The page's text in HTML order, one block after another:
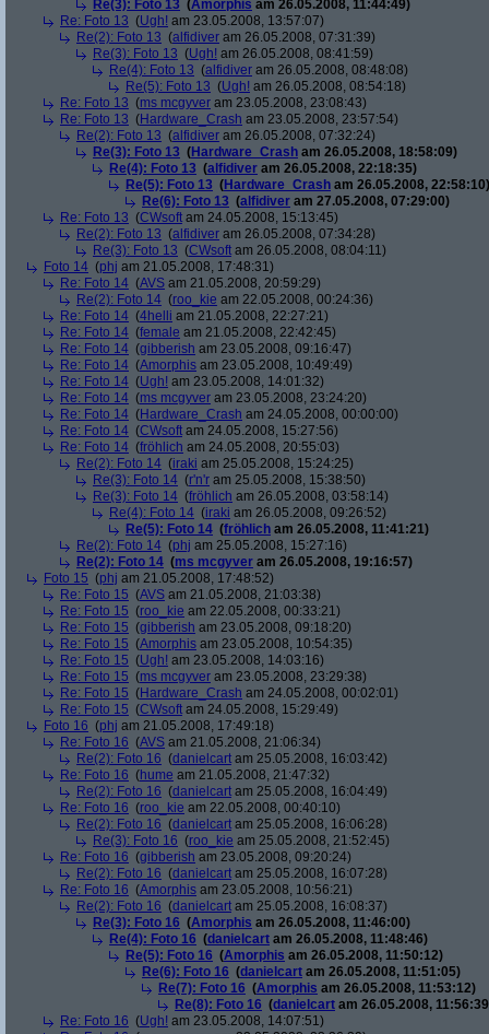
Re(3): Foto 13 (Amorphis am 26.05.2008, 11:44:49)
Re: Foto 13 (Ugh! am 23.05.2008, 13:57:07)
Re(2): Foto 13 (alfidiver am 26.05.2008, 07:31:39)
Re(3): Foto 13 (Ugh! am 26.05.2008, 08:41:59)
Re(4): Foto 13 (alfidiver am 26.05.2008, 08:48:08)
Re(5): Foto 13 (Ugh! am 26.05.2008, 08:54:18)
Re: Foto 13 (ms mcgyver am 23.05.2008, 23:08:43)
Re: Foto 13 (Hardware_Crash am 23.05.2008, 23:57:54)
Re(2): Foto 13 (alfidiver am 26.05.2008, 07:32:24)
Re(3): Foto 13 (Hardware_Crash am 26.05.2008, 18:58:09)
Re(4): Foto 13 (alfidiver am 26.05.2008, 22:18:35)
Re(5): Foto 13 (Hardware_Crash am 26.05.2008, 22:58:10)
Re(6): Foto 13 (alfidiver am 27.05.2008, 07:29:00)
Re: Foto 13 (CWsoft am 24.05.2008, 15:13:45)
Re(2): Foto 13 (alfidiver am 26.05.2008, 07:34:28)
Re(3): Foto 13 (CWsoft am 26.05.2008, 08:04:11)
Foto 14 (phj am 21.05.2008, 17:48:31)
Re: Foto 14 (AVS am 21.05.2008, 20:59:29)
Re(2): Foto 14 (roo_kie am 22.05.2008, 00:24:36)
Re: Foto 14 (4helli am 21.05.2008, 22:27:21)
Re: Foto 14 (female am 21.05.2008, 22:42:45)
Re: Foto 14 (gibberish am 23.05.2008, 09:16:47)
Re: Foto 14 (Amorphis am 23.05.2008, 10:49:49)
Re: Foto 14 (Ugh! am 23.05.2008, 14:01:32)
Re: Foto 14 (ms mcgyver am 23.05.2008, 23:24:20)
Re: Foto 14 (Hardware_Crash am 24.05.2008, 00:00:00)
Re: Foto 14 (CWsoft am 24.05.2008, 15:27:56)
Re: Foto 14 (fröhlich am 24.05.2008, 20:55:03)
Re(2): Foto 14 (iraki am 25.05.2008, 15:24:25)
Re(3): Foto 14 (r'n'r am 25.05.2008, 15:38:50)
Re(3): Foto 14 (fröhlich am 26.05.2008, 03:58:14)
Re(4): Foto 14 (iraki am 26.05.2008, 09:26:52)
Re(5): Foto 14 (fröhlich am 26.05.2008, 11:41:21)
Re(2): Foto 14 (phj am 25.05.2008, 15:27:16)
Re(2): Foto 14 (ms mcgyver am 26.05.2008, 19:16:57)
Foto 15 (phj am 21.05.2008, 17:48:52)
Re: Foto 15 (AVS am 21.05.2008, 21:03:38)
Re: Foto 15 (roo_kie am 22.05.2008, 00:33:21)
Re: Foto 15 (gibberish am 23.05.2008, 09:18:20)
Re: Foto 15 (Amorphis am 23.05.2008, 10:54:35)
Re: Foto 15 (Ugh! am 23.05.2008, 14:03:16)
Re: Foto 15 (ms mcgyver am 23.05.2008, 23:29:38)
Re: Foto 15 (Hardware_Crash am 24.05.2008, 00:02:01)
Re: Foto 15 (CWsoft am 24.05.2008, 15:29:49)
Foto 16 (phj am 21.05.2008, 17:49:18)
Re: Foto 16 (AVS am 21.05.2008, 21:06:34)
Re(2): Foto 16 (danielcart am 25.05.2008, 16:03:42)
Re: Foto 16 (hume am 21.05.2008, 21:47:32)
Re(2): Foto 16 (danielcart am 25.05.2008, 16:04:49)
Re: Foto 16 (roo_kie am 22.05.2008, 00:40:10)
Re(2): Foto 16 (danielcart am 25.05.2008, 16:06:28)
Re(3): Foto 16 (roo_kie am 25.05.2008, 21:52:45)
Re: Foto 16 (gibberish am 23.05.2008, 09:20:24)
Re(2): Foto 16 (danielcart am 25.05.2008, 16:07:28)
Re: Foto 16 (Amorphis am 23.05.2008, 10:56:21)
Re(2): Foto 16 (danielcart am 25.05.2008, 16:08:37)
Re(3): Foto 16 (Amorphis am 26.05.2008, 11:46:00)
Re(4): Foto 16 (danielcart am 26.05.2008, 11:48:46)
Re(5): Foto 16 (Amorphis am 26.05.2008, 11:50:12)
Re(6): Foto 16 (danielcart am 26.05.2008, 11:51:05)
Re(7): Foto 16 (Amorphis am 26.05.2008, 11:53:12)
Re(8): Foto 16 (danielcart am 26.05.2008,
Re: Foto 16 (Ugh! am 23.05.2008, 14:07:51)